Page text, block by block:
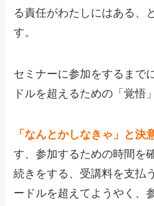
る責任がわたしにはある、
す。
セミナーに参加をするまで
ドルを超えるための「覚悟
「なんとかしなきゃ」と決
す、参加するための時間を
続きをする、受講料を支払
ードルを超えてようやく、